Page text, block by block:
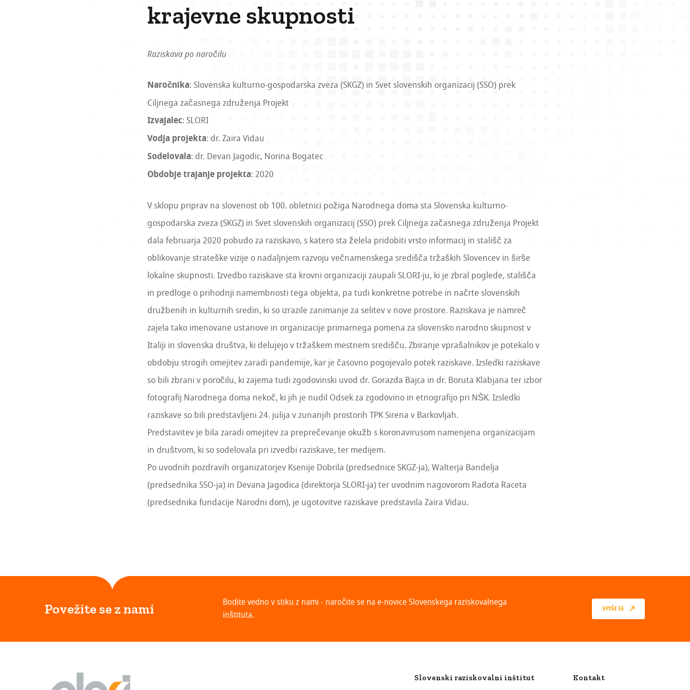
krajevne skupnosti
Raziskava po naročilu
Naročnika: Slovenska kulturno-gospodarska zveza (SKGZ) in Svet slovenskih organizacij (SSO) prek
Ciljnega začasnega združenja Projekt
Izvajalec: SLORI
Vodja projekta: dr. Zaira Vidau
Sodelovala: dr. Devan Jagodic, Norina Bogatec
Obdobje trajanje projekta: 2020
V sklopu priprav na slovenost ob 100. obletnici požiga Narodnega doma sta Slovenska kulturno-
gospodarska zveza (SKGZ) in Svet slovenskih organizacij (SSO) prek Ciljnega začasnega združenja Projekt
dala februarja 2020 pobudo za raziskavo, s katero sta želela pridobiti vrsto informacij in stališč za
oblikovanje strateške vizije o nadaljnjem razvoju večnamenskega središča tržaških Slovencev in širše
lokalne skupnosti. Izvedbo raziskave sta krovni organizaciji zaupali SLORI-ju, ki je zbral poglede, stališča
in predloge o prihodnji namembnosti tega objekta, pa tudi konkretne potrebe in načrte slovenskih
družbenih in kulturnih sredin, ki so izrazile zanimanje za selitev v nove prostore. Raziskava je namreč
zajela tako imenovane ustanove in organizacije primarnega pomena za slovensko narodno skupnost v
Italiji in slovenska društva, ki delujejo v tržaškem mestnem središču. Zbiranje vprašalnikov je potekalo v
obdobju strogih omejitev zaradi pandemije, kar je časovno pogojevalo potek raziskave. Izsledki raziskave
so bili zbrani v poročilu, ki zajema tudi zgodovinski uvod dr. Gorazda Bajca in dr. Boruta Klabjana ter izbor
fotografij Narodnega doma nekoč, ki jih je nudil Odsek za zgodovino in etnografijo pri NŠK. Izsledki
raziskave so bili predstavljeni 24. julija v zunanjih prostorih TPK Sirena v Barkovljah.
Predstavitev je bila zaradi omejitev za preprečevanje okužb s koronavirusom namenjena organizacijam
in društvom, ki so sodelovala pri izvedbi raziskave, ter medijem.
Po uvodnih pozdravih organizatorjev Ksenije Dobrila (predsednice SKGZ-ja), Walterja Bandelja
(predsednika SSO-ja) in Devana Jagodica (direktorja SLORI-ja) ter uvodnim nagovorom Radota Raceta
(predsednika fundacije Narodni dom), je ugotovitve raziskave predstavila Zaira Vidau.
Povežite se z nami
Bodite vedno v stiku z nami - naročite se na e-novice Slovenskega raziskovalnega
inštituta.
VPIŠI SE
Slovenski raziskovalni inštitut Kontakt